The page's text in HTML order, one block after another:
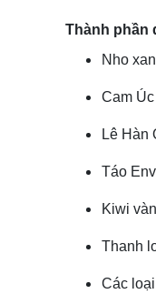
Thành phần
Nho
Cam
Lê Hàn
Táo
Kiwi
Thanh
Các